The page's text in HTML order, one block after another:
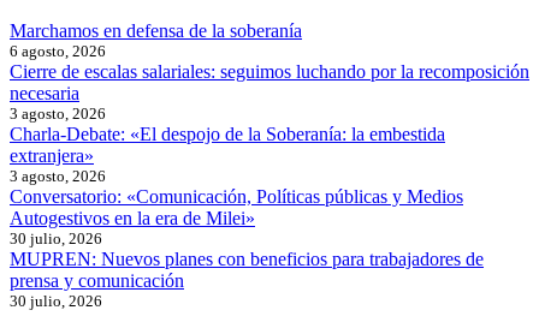
Marchamos en defensa de la soberanía
6 agosto, 2026
Cierre de escalas salariales: seguimos luchando por la recomposición
necesaria
3 agosto, 2026
Charla-Debate: «El despojo de la Soberanía: la embestida
extranjera»
3 agosto, 2026
Conversatorio: «Comunicación, Políticas públicas y Medios
Autogestivos en la era de Milei»
30 julio, 2026
MUPREN: Nuevos planes con beneficios para trabajadores de
prensa y comunicación
30 julio, 2026